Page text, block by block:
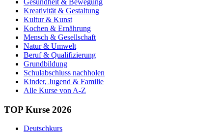
Kreativität & Gestaltung
Kultur & Kunst
Kochen & Ernährung
Mensch & Gesellschaft
Natur & Umwelt
Beruf & Qualifizierung
Grundbildung
Schulabschluss nachholen
Kinder, Jugend & Familie
Alle Kurse von A-Z
TOP Kurse 2026
Deutschkurs